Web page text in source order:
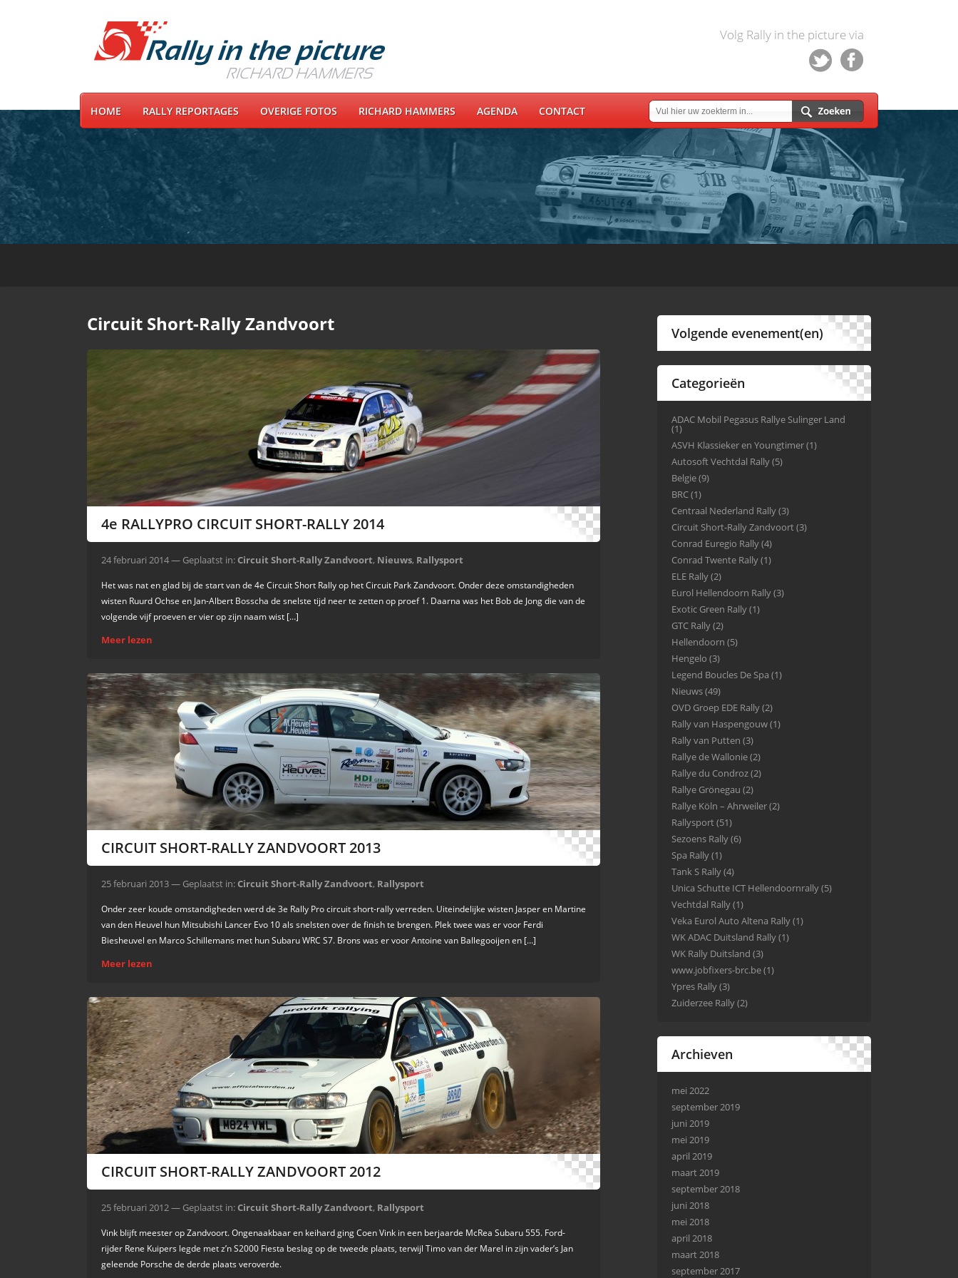
Volg Rally in the picture via
HOME RALLY REPORTAGES OVERIGE FOTOS RICHARD HAMMERS AGENDA CONTACT
Circuit Short-Rally Zandvoort
4e RALLYPRO CIRCUIT SHORT-RALLY 2014
24 februari 2014 — Geplaatst in:Circuit Short-Rally Zandvoort, Nieuws, Rallysport
Het was nat en glad bij de start van de 4e Circuit Short Rally op het Circuit Park Zandvoort. Onder deze omstandigheden
wisten Ruurd Ochse en Jan-Albert Bosscha de snelste tijd neer te zetten op proef 1. Daarna was het Bob de Jong die van de
volgende vijf proeven er vier op zijn naam wist […]
Meer lezen
CIRCUIT SHORT-RALLY ZANDVOORT 2013
25 februari 2013 — Geplaatst in:Circuit Short-Rally Zandvoort, Rallysport
Onder zeer koude omstandigheden werd de 3e Rally Pro circuit short-rally verreden. Uiteindelijke wisten Jasper en Martine
van den Heuvel hun Mitsubishi Lancer Evo 10 als snelsten over de finish te brengen. Plek twee was er voor Ferdi
Biesheuvel en Marco Schillemans met hun Subaru WRC S7. Brons was er voor Antoine van Ballegooijen en […]
Meer lezen
CIRCUIT SHORT-RALLY ZANDVOORT 2012
25 februari 2012 — Geplaatst in:Circuit Short-Rally Zandvoort, Rallysport
Vink blijft meester op Zandvoort. Ongenaakbaar en keihard ging Coen Vink in een berjaarde McRea Subaru 555. Ford-
rijder Rene Kuipers legde met z’n S2000 Fiesta beslag op de tweede plaats, terwijl Timo van der Marel in zijn vader’s Jan
geleende Porsche de derde plaats veroverde.
Volgende evenement(en)
Categorieën
ADAC Mobil Pegasus Rallye Sulinger Land
(1)
ASVH Klassieker en Youngtimer(1)
Autosoft Vechtdal Rally(5)
Belgie(9)
BRC(1)
Centraal Nederland Rally(3)
Circuit Short-Rally Zandvoort(3)
Conrad Euregio Rally(4)
Conrad Twente Rally(1)
ELE Rally(2)
Eurol Hellendoorn Rally(3)
Exotic Green Rally(1)
GTC Rally(2)
Hellendoorn (5)
Hengelo (3)
Legend Boucles De Spa (1)
Nieuws(49)
OVD Groep EDE Rally(2)
Rally van Haspengouw(1)
Rally van Putten (3)
Rallye de Wallonie(2)
Rallye du Condroz(2)
Rallye Grönegau (2)
Rallye Köln – Ahrweiler(2)
Rallysport(51)
Sezoens Rally(6)
Spa Rally(1)
Tank S Rally(4)
Unica Schutte ICT Hellendoornrally(5)
Vechtdal Rally(1)
Veka Eurol Auto Altena Rally(1)
WK ADAC Duitsland Rally(1)
WK Rally Duitsland (3)
www.jobfixers-brc.be(1)
Ypres Rally(3)
Zuiderzee Rally(2)
Archieven
mei 2022
september 2019
juni 2019
mei 2019
april 2019
maart 2019
september 2018
juni 2018
mei 2018
april 2018
maart 2018
september 2017